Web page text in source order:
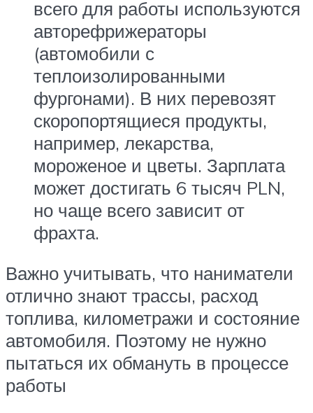
всего для работы используются
авторефрижераторы
(автомобили с
теплоизолированными
фургонами). В них перевозят
скоропортящиеся продукты,
например, лекарства,
мороженое и цветы. Зарплата
может достигать 6 тысяч PLN,
но чаще всего зависит от
фрахта.
Важно учитывать, что наниматели
отлично знают трассы, расход
топлива, километражи и состояние
автомобиля. Поэтому не нужно
пытаться их обмануть в процессе
работы